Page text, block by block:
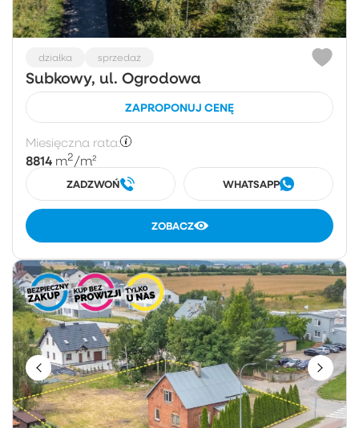
działka sprzedaż
Subkowy, ul. Ogrodowa
ZAPROPONUJ CENĘ
Miesięczna rata:
8814 m2/m²
ZADZWOŃ WHATSAPP
ZOBACZ